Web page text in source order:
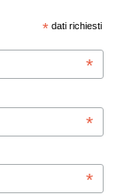
* dati richiesti
*
*
*